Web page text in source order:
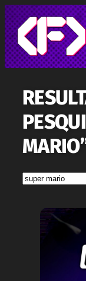
Pular
para
o
conteúdo
Pesquisa